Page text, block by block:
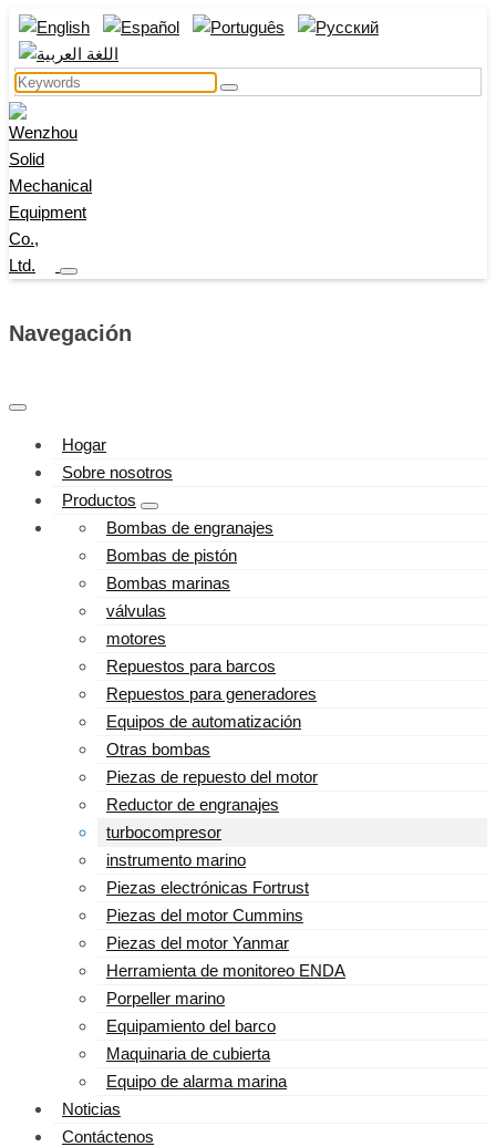
Navegación
Hogar
Sobre nosotros
Productos
Bombas de engranajes
Bombas de pistón
Bombas marinas
válvulas
motores
Repuestos para barcos
Repuestos para generadores
Equipos de automatización
Otras bombas
Piezas de repuesto del motor
Reductor de engranajes
turbocompresor
instrumento marino
Piezas electrónicas Fortrust
Piezas del motor Cummins
Piezas del motor Yanmar
Herramienta de monitoreo ENDA
Porpeller marino
Equipamiento del barco
Maquinaria de cubierta
Equipo de alarma marina
Noticias
Contáctenos